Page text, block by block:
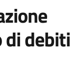
di debiti